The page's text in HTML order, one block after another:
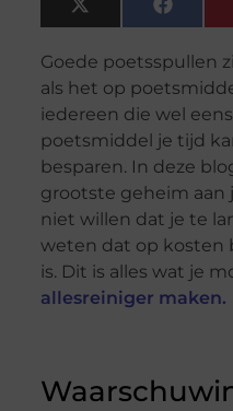
X
(Twitter)
Goede poetsspullen
als het op
iedereen die wel
poetsmiddel je tijd
besparen. In deze
grootste geheim aan
niet willen dat je te
weten dat op kosten
is. Dit is alles wat je
allesreiniger maken.